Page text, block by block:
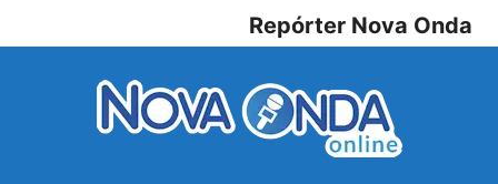
Repórter Nova Onda